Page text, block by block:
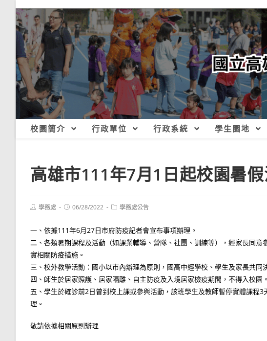
校園簡介 行政單位 行政系統 學生園地
高雄市111年7月1日起校園暑
Post學務處
Post06/28/2022
Post學務處公告
一、依據111年6月27日市府防疫記者會宣布事項辦理。
二、各類暑期課程及活動（如課業輔導、營隊、社團、訓練等），經家長同意
實相關防疫措施。
三、校外教學活動：國小以市內辦理為原則，國高中經學校、學生及家長共同
四、師生於居家照護、居家隔離、自主防疫及入境居家檢疫期間，不得入校園。
五、學生於確診前2日曾到校上課或參與活動，該班學生及教師暫停實體課程
理。
敬請依據相關原則辦理